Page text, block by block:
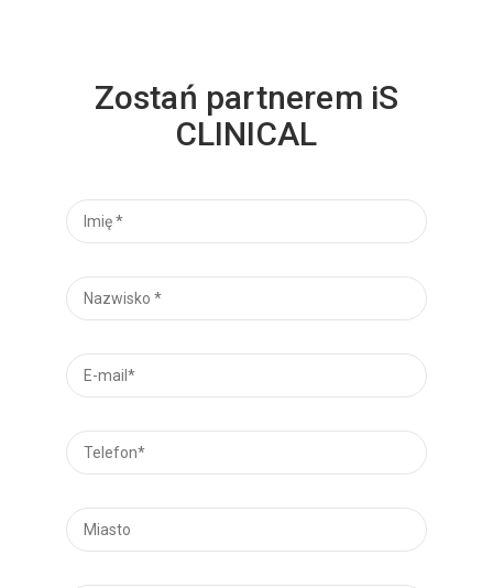
Zostań partnerem iS
CLINICAL